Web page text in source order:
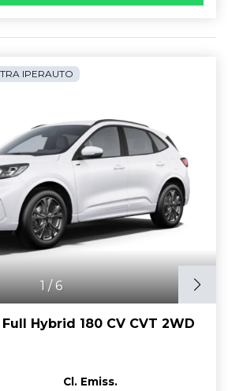
1/6
IPERAUTO
Full Hybrid 180 CV CVT 2WD
Cl. Emiss.